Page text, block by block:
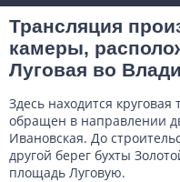
Трансляция
камеры,
Луговая во
Здесь находится
обращен в направлении
Ивановская. До
другой берег бухты
площадь Луговую.